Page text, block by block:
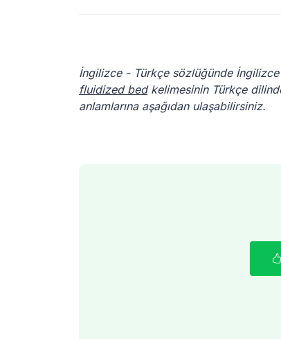
İngilizce - Türkçe sözlüğünde İngilizce
fluidized bedkelimesinin Türkçe
anlamlarına aşağıdan ulaşabilirsiniz.